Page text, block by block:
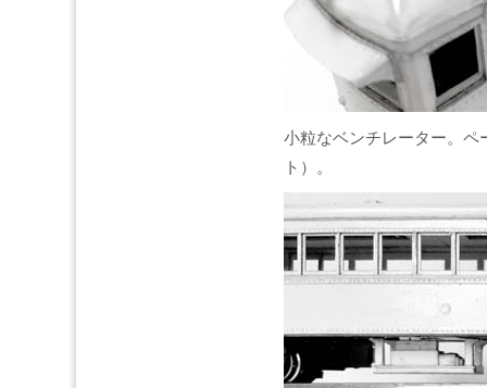
小粒なベンチレーター。ペ
ト）。